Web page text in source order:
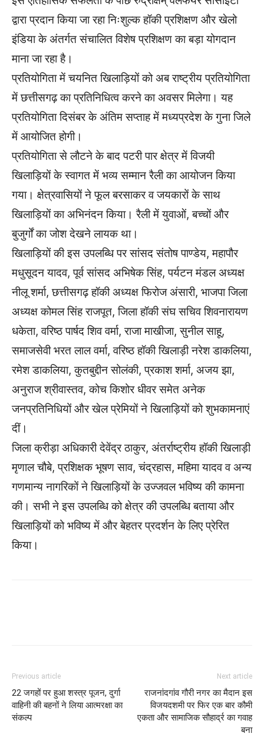
द्वारा प्रदान किया जा रहा निःशुल्क हॉकी प्रशिक्षण और खेलो
इंडिया के अंतर्गत संचालित विशेष प्रशिक्षण का बड़ा योगदान
माना जा रहा है।
प्रतियोगिता में चयनित खिलाड़ियों को अब राष्ट्रीय प्रतियोगिता
में छत्तीसगढ़ का प्रतिनिधित्व करने का अवसर मिलेगा। यह
प्रतियोगिता दिसंबर के अंतिम सप्ताह में मध्यप्रदेश के गुना जिले
में आयोजित होगी।
प्रतियोगिता से लौटने के बाद पटरी पार क्षेत्र में विजयी
खिलाड़ियों के स्वागत में भव्य सम्मान रैली का आयोजन किया
गया। क्षेत्रवासियों ने फूल बरसाकर व जयकारों के साथ
खिलाड़ियों का अभिनंदन किया। रैली में युवाओं, बच्चों और
बुजुर्गों का जोश देखने लायक था।
खिलाड़ियों की इस उपलब्धि पर सांसद संतोष पाण्डेय, महापौर
मधुसूदन यादव, पूर्व सांसद अभिषेक सिंह, पर्यटन मंडल अध्यक्ष
नीलू शर्मा, छत्तीसगढ़ हॉकी अध्यक्ष फिरोज अंसारी, भाजपा जिला
अध्यक्ष कोमल सिंह राजपूत, जिला हॉकी संघ सचिव शिवनारायण
धकेता, वरिष्ठ पार्षद शिव वर्मा, राजा माखीजा, सुनील साहू,
समाजसेवी भरत लाल वर्मा, वरिष्ठ हॉकी खिलाड़ी नरेश डाकलिया,
रमेश डाकलिया, कुतबुद्दीन सोलंकी, प्रकाश शर्मा, अजय झा,
अनुराज श्रीवास्तव, कोच किशोर धीवर समेत अनेक
जनप्रतिनिधियों और खेल प्रेमियों ने खिलाड़ियों को शुभकामनाएं
दीं।
जिला क्रीड़ा अधिकारी देवेंद्र ठाकुर, अंतर्राष्ट्रीय हॉकी खिलाड़ी
मृणाल चौबे, प्रशिक्षक भूषण साव, चंद्रहास, महिमा यादव व अन्य
गणमान्य नागरिकों ने खिलाड़ियों के उज्जवल भविष्य की कामना
की। सभी ने इस उपलब्धि को क्षेत्र की उपलब्धि बताया और
खिलाड़ियों को भविष्य में और बेहतर प्रदर्शन के लिए प्रेरित
किया।
Previous article
22 जगहों पर हुआ शस्त्र पूजन, दुर्गा
वाहिनी की बहनों ने लिया आत्मरक्षा का
संकल्प
Next article
राजनांदगांव गौरी नगर का मैदान इस
विजयदशमी पर फिर एक बार कौमी
एकता और सामाजिक सौहार्द्र का गवाह
बना